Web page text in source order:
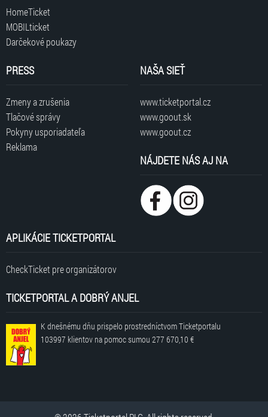
HomeTicket
MOBILticket
Darčekové poukazy
PRESS
Zmeny a zrušenia
Tlačové správy
Pokyny usporiadateľa
Reklama
NAŠA SIEŤ
www.ticketportal.cz
www.goout.sk
www.goout.cz
NÁJDETE NÁS AJ NA
APLIKÁCIE TICKETPORTAL
CheckTicket pre organizátorov
TICKETPORTAL A DOBRÝ ANJEL
K dnešnému dňu prispelo prostredníctvom Ticketportalu
103997 klientov na pomoc sumou 277 670,10 €